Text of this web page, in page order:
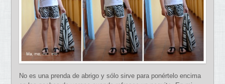
No es una prenda de abrigo y sólo sirve para ponértelo encima